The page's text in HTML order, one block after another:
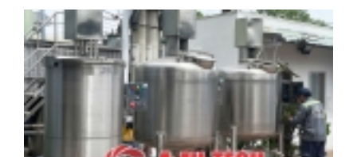
Hướng dẫn thanh toán mua hàng
BỒN KHUẤY SƠN: VẬT LIỆU, DUNG TÍCH VÀ
CÔNG SUẤT KHUẤY
Khám phá các yếu tố quan trọng khi
chọn bồn khuấy sơn: Vật liệu, dung tích
và công suất khuấy. Giải pháp tối...
BỒN KHUẤY TRỘN CHẤT LỎNG CHO
NGÀNH HÓA CHẤT: NHỮNG YẾU TỐ QUYẾT
ĐỊNH CHẤT LƯỢNG SẢN PHẨM CUỐI
CÙNG